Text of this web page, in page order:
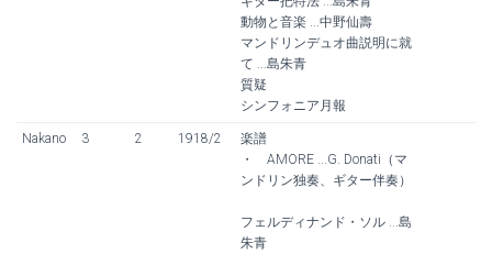
動物と音楽 ...中野仙壽
マンドリンデュオ曲説明に就
て ...島朱青
質疑
シンフォニア月報
Nakano 3 2 1918/2
楽譜
・ AMORE ...G. Donati（マ
ンドリン独奏、ギター伴奏）
フェルディナンド・ソル ...島
朱青